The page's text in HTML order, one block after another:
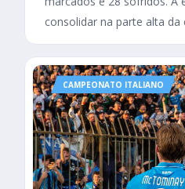
consolidar na parte alta da
CAMPEONATO ITALIANO